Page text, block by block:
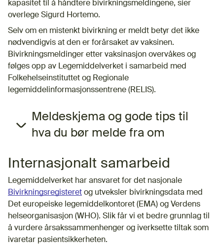
kapasitet til å håndtere bivirkningsmeldingene, sier
overlege Sigurd Hortemo.
Selv om en mistenkt bivirkning er meldt betyr det ikke
nødvendigvis at den er forårsaket av vaksinen.
Bivirkningsmeldinger etter vaksinasjon overvåkes og
følges opp av Legemiddelverket i samarbeid med
Folkehelseinstituttet og Regionale
legemiddelinformasjonssentrene (RELIS).
Meldeskjema og gode tips til
hva du bør melde fra om
Internasjonalt samarbeid
Legemiddelverket har ansvaret for det nasjonale
Bivirkningsregisteret og utveksler bivirkningsdata med
Det europeiske legemiddelkontoret (EMA) og Verdens
helseorganisasjon (WHO). Slik får vi et bedre grunnlag til
å vurdere årsakssammenhenger og iverksette tiltak som
ivaretar pasientsikkerheten.